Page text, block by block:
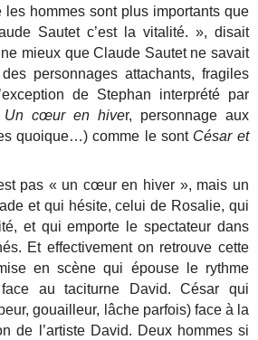
hommes sont plus importants que
Sautet c’est la vitalité. », disait
mieux que Claude Sautet ne savait
personnages attachants, fragiles
de Stephan interprété par
Un cœur en hiver, personnage aux
quoique…) comme le sont César et
pas « un cœur en hiver », mais un
et qui hésite, celui de Rosalie, qui
et qui emporte le spectateur dans
Et effectivement on retrouve cette
en scène qui épouse le rythme
au taciturne David. César qui
gouailleur, lâche parfois) face à la
de l’artiste David. Deux hommes si